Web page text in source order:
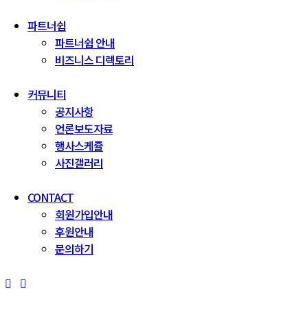
파트너쉽
파트너쉽 안내
비즈니스 디렉토리
커뮤니티
공지사항
언론보도자료
행사스케쥴
사진갤러리
CONTACT
회원가입안내
후원안내
문의하기